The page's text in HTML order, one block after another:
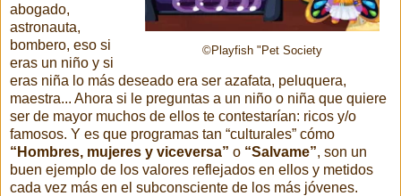
©Playfish "Pet Society
abogado,
astronauta,
bombero, eso si
eras un niño y si
eras niña lo más deseado era ser azafata, peluquera,
maestra... Ahora si le preguntas a un niño o niña que quiere
ser de mayor muchos de ellos te contestarían: ricos y/o
famosos. Y es que programas tan “culturales” cómo
“Hombres, mujeres y viceversa” o “Salvame”, son un
buen ejemplo de los valores reflejados en ellos y metidos
cada vez más en el subconsciente de los más jóvenes.